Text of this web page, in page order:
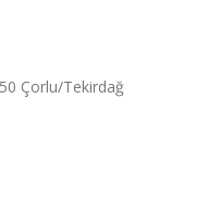
Çorlu/Tekirdağ